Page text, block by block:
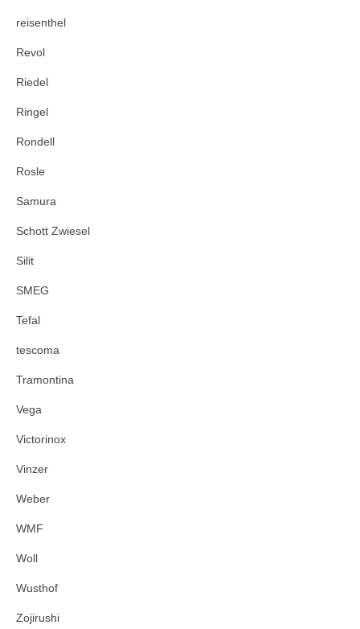
reisenthel
Revol
Riedel
Ringel
Rondell
Rosle
Samura
Schott Zwiesel
Silit
SMEG
Tefal
tescoma
Tramontina
Vega
Victorinox
Vinzer
Weber
WMF
Woll
Wusthof
Zojirushi